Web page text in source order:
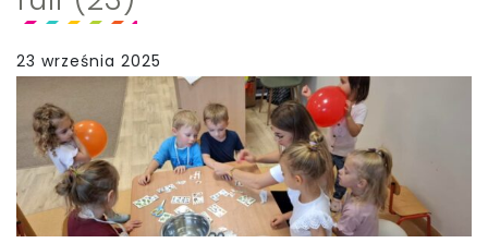
23 września 2025